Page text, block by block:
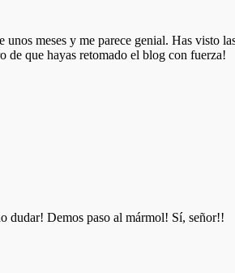
meses y me parece genial. Has visto
de que hayas retomado el blog con fuerza!
dudar! Demos paso al mármol! Sí, señor!!